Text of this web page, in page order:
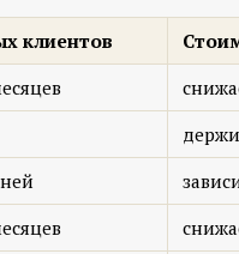
клиентов